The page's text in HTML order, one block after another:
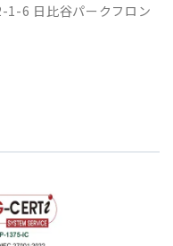
1-6 日比谷パークフロン